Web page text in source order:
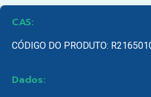
CAS:
CÓDIGO DO PRODUTO:
Dados: